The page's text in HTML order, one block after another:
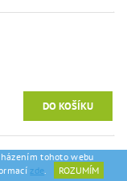
tohoto webu
zde. ROZUMÍM